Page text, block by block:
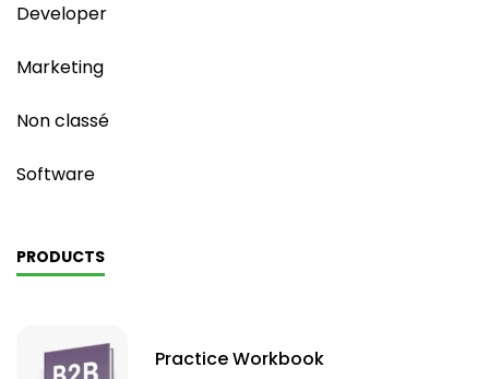
Developer
Marketing
Non classé
Software
PRODUCTS
Practice Workbook